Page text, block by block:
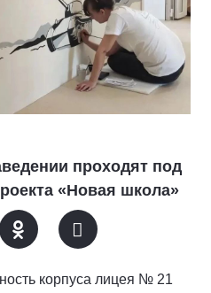
проходят под
«Новая школа»
корпуса лицея № 21